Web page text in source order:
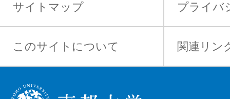
サイトマップ プライバ
このサイトについて 関連リン